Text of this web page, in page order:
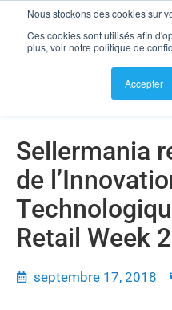
Nous stockons des cookies sur
Ces cookies sont utilisés afin
plus, voir notre politique de
Accepter
se
Sellermania remporte le prix
Paris Retail Week 2018 !
Sellermania
de
Retail Week
septembre 17, 2018